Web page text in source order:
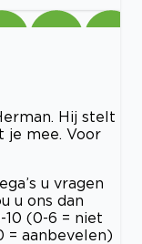
Hij stelt
je mee. Voor
u vragen
u ons dan
10 (0-6 = niet
= aanbevelen)